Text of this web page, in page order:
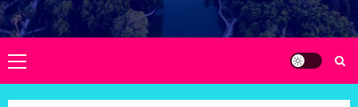
Primary
Menu